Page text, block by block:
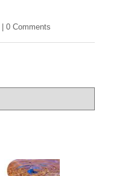
0 Comments